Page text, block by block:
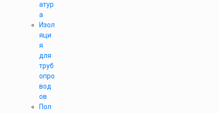
атур
а
Изол
яци
я
для
труб
опро
вод
ов
Пол